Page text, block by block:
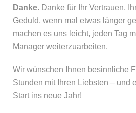
Danke. Danke für Ihr Vertrauen,
Geduld, wenn mal etwas länger
machen es uns leicht, jeden Tag
Manager weiterzuarbeiten.
Wir wünschen Ihnen besinnliche
Stunden mit Ihren Liebsten – und
Start ins neue Jahr!